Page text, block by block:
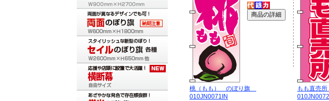
桃（もも） のぼり旗
010JN0071IN
もも直売